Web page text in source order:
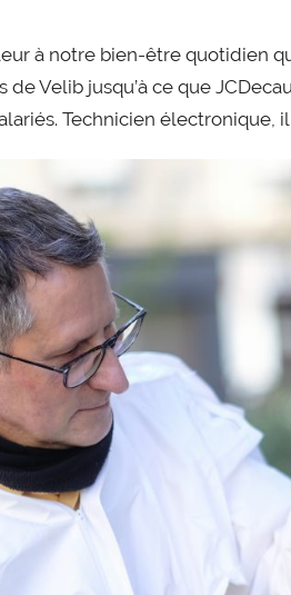
à notre bien-être quotidien
de Velib jusqu’à ce que
Technicien électronique,